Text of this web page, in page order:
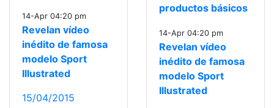
14-Apr 04:20 pm
Revelan vídeo
inédito de famosa
modelo Sport
Illustrated
15/04/2015
productos básicos
14-Apr 04:20 pm
Revelan vídeo
inédito de famosa
modelo Sport
Illustrated